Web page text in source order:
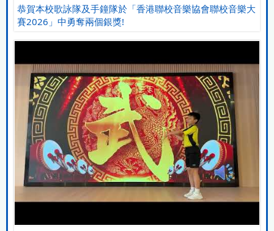
恭賀本校歌詠隊及手鐘隊於「香港聯校音樂協會聯校音樂大
賽2026」中勇奪兩個銀獎!